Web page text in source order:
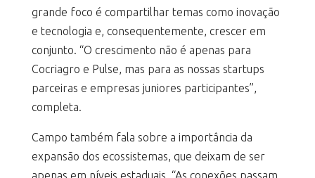
grande foco é compartilhar temas como inovação
e tecnologia e, consequentemente, crescer em
conjunto. “O crescimento não é apenas para
Cocriagro e Pulse, mas para as nossas startups
parceiras e empresas juniores participantes”,
completa.
Campo também fala sobre a importância da
expansão dos ecossistemas, que deixam de ser
apenas em níveis estaduais. “As conexões passam